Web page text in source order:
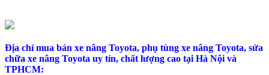
Địa chỉ mua bán xe nâng Toyota, phụ tùng xe nâng Toyota, sửa
chữa xe nâng Toyota uy tín, chất lượng cao tại Hà Nội và
TPHCM: